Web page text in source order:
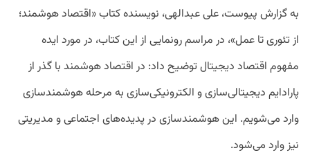
به گزارش پیوست، علی عبدالهی، نویسنده کتاب «اقتصاد هوشمند؛
از تئوری تا عمل»، در مراسم رونمایی از این کتاب، در مورد ایده
مفهوم اقتصاد دیجیتال توضیح داد: در اقتصاد هوشمند با گذر از
پارادایم دیجیتالی‌سازی و الکترونیکی‌سازی به مرحله هوشمندسازی
وارد می‌شویم. این هوشمندسازی در پدیده‌های اجتماعی و مدیریتی
نیز وارد می‌شود.